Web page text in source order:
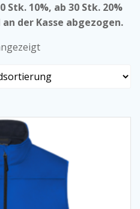
Stk. 10%, ab 30 Stk. 20%
der Kasse abgezogen.